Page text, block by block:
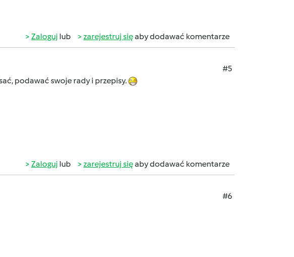
Zaloguj lub zarejestruj sięaby dodawać komentarze
#5
podawać swoje rady i przepisy.
Zaloguj lub zarejestruj sięaby dodawać komentarze
#6